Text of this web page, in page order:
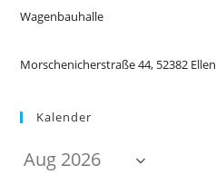
Wagenbauhalle
Morschenicherstraße 44, 52382 Ellen
Kalender